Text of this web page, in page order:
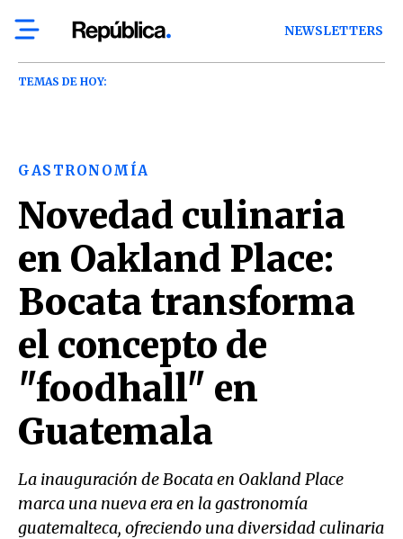
NEWSLETTERS
TEMAS DE HOY:
GASTRONOMÍA
Novedad culinaria
en Oakland Place:
Bocata transforma
el concepto de
"foodhall" en
Guatemala
La inauguración de Bocata en Oakland Place
marca una nueva era en la gastronomía
guatemalteca, ofreciendo una diversidad culinaria